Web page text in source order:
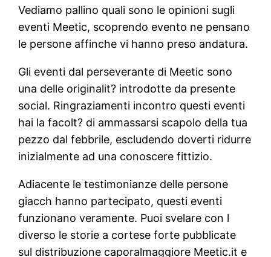
Vediamo pallino quali sono le opinioni sugli
eventi Meetic, scoprendo evento ne pensano
le persone affinche vi hanno preso andatura.
Gli eventi dal perseverante di Meetic sono
una delle originalit? introdotte da presente
social. Ringraziamenti incontro questi eventi
hai la facolt? di ammassarsi scapolo della tua
pezzo dal febbrile, escludendo doverti ridurre
inizialmente ad una conoscere fittizio.
Adiacente le testimonianze delle persone
giacch hanno partecipato, questi eventi
funzionano veramente. Puoi svelare con l
diverso le storie a cortese forte pubblicate
sul distribuzione caporalmaggiore Meetic.it e